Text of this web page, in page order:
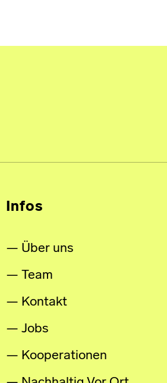
Infos
Über uns
Team
Kontakt
Jobs
Kooperationen